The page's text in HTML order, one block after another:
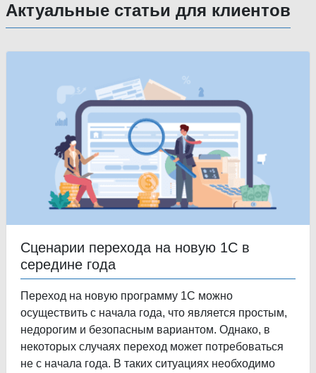
Актуальные статьи для клиентов
Сценарии перехода на новую 1С в
середине года
Переход на новую программу 1С можно
осуществить с начала года, что является простым,
недорогим и безопасным вариантом. Однако, в
некоторых случаях переход может потребоваться
не с начала года. В таких ситуациях необходимо